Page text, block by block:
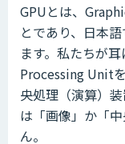
GPUとは、
とであり、日本
ます。私たちが
Processing Unit
央処理（演算）
は「画像」か「
ん。